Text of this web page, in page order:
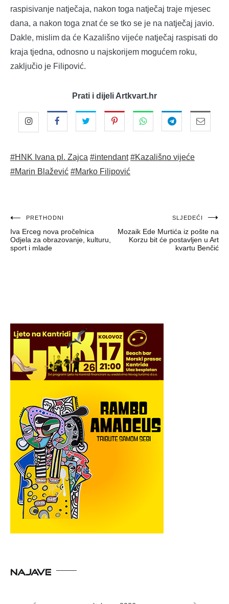
raspisivanje natječaja, nakon toga natječaj traje mjesec
dana, a nakon toga znat će se tko se je na natječaj javio.
Dakle, mislim da će Kazališno vijeće natječaj raspisati do
kraja tjedna, odnosno u najskorijem mogućem roku,
zaključio je Filipović.
Prati i dijeli Artkvart.hr
#HNK Ivana pl. Zajca #intendant #Kazališno vijeće
#Marin Blažević #Marko Filipović
Navigacija
objava
PRETHODNI
Iva Erceg nova pročelnica
Odjela za obrazovanje, kulturu,
sport i mlade
SLJEDEĆI
Mozaik Ede Murtića iz pošte na
Korzu bit će postavljen u Art
kvartu Benčić
NAJAVE